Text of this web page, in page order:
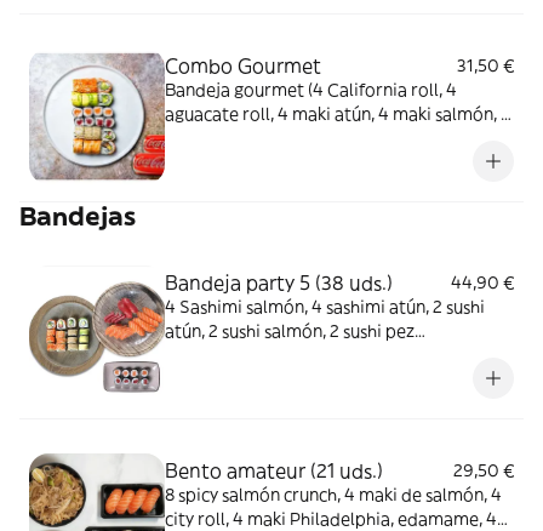
Combo Gourmet
31,50 €
Bandeja gourmet (4 California roll, 4
aguacate roll, 4 maki atún, 4 maki salmón, 4
Bandejas
Bandeja party 5 (38 uds.)
44,90 €
4 Sashimi salmón, 4 sashimi atún, 2 sushi
atún, 2 sushi salmón, 2 sushi pez
sésamo roll, 4 salmón uramaki, 4 aguacate
Bento amateur (21 uds.)
29,50 €
8 spicy salmón crunch, 4 maki de salmón, 4
city roll, 4 maki Philadelphia, edamame, 4